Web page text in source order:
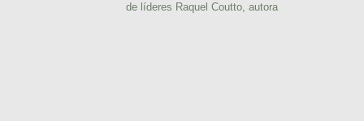
de líderes Raquel Coutto, autora